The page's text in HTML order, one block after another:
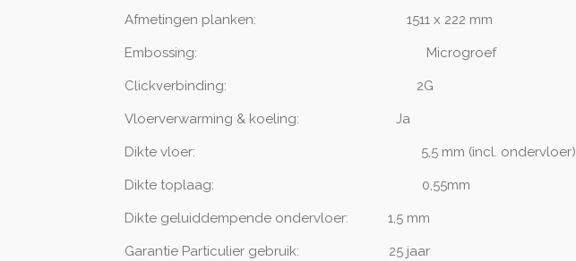
Afmetingen planken: 1511 x 222 mm
Embossing: Microgroef
Clickverbinding: 2G
Vloerverwarming & koeling: Ja
Dikte vloer: 5,5 mm (incl. ondervloer)
Dikte toplaag: 0,55mm
Dikte geluiddempende ondervloer: 1,5 mm
Garantie Particulier gebruik: 25 jaar